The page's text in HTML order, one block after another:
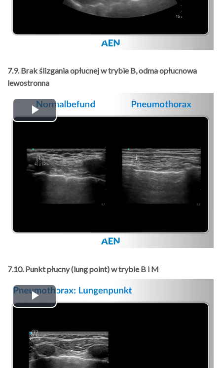
7.9. Brak ślizgania opłucnej w trybie B, odma opłucnowa
lewostronna
Play
7.10. Punkt płucny (lung point) w trybie B i M
Play
Video